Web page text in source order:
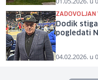
ZADOVOLJAN
Dodik
pogledati
04.02.2026. u